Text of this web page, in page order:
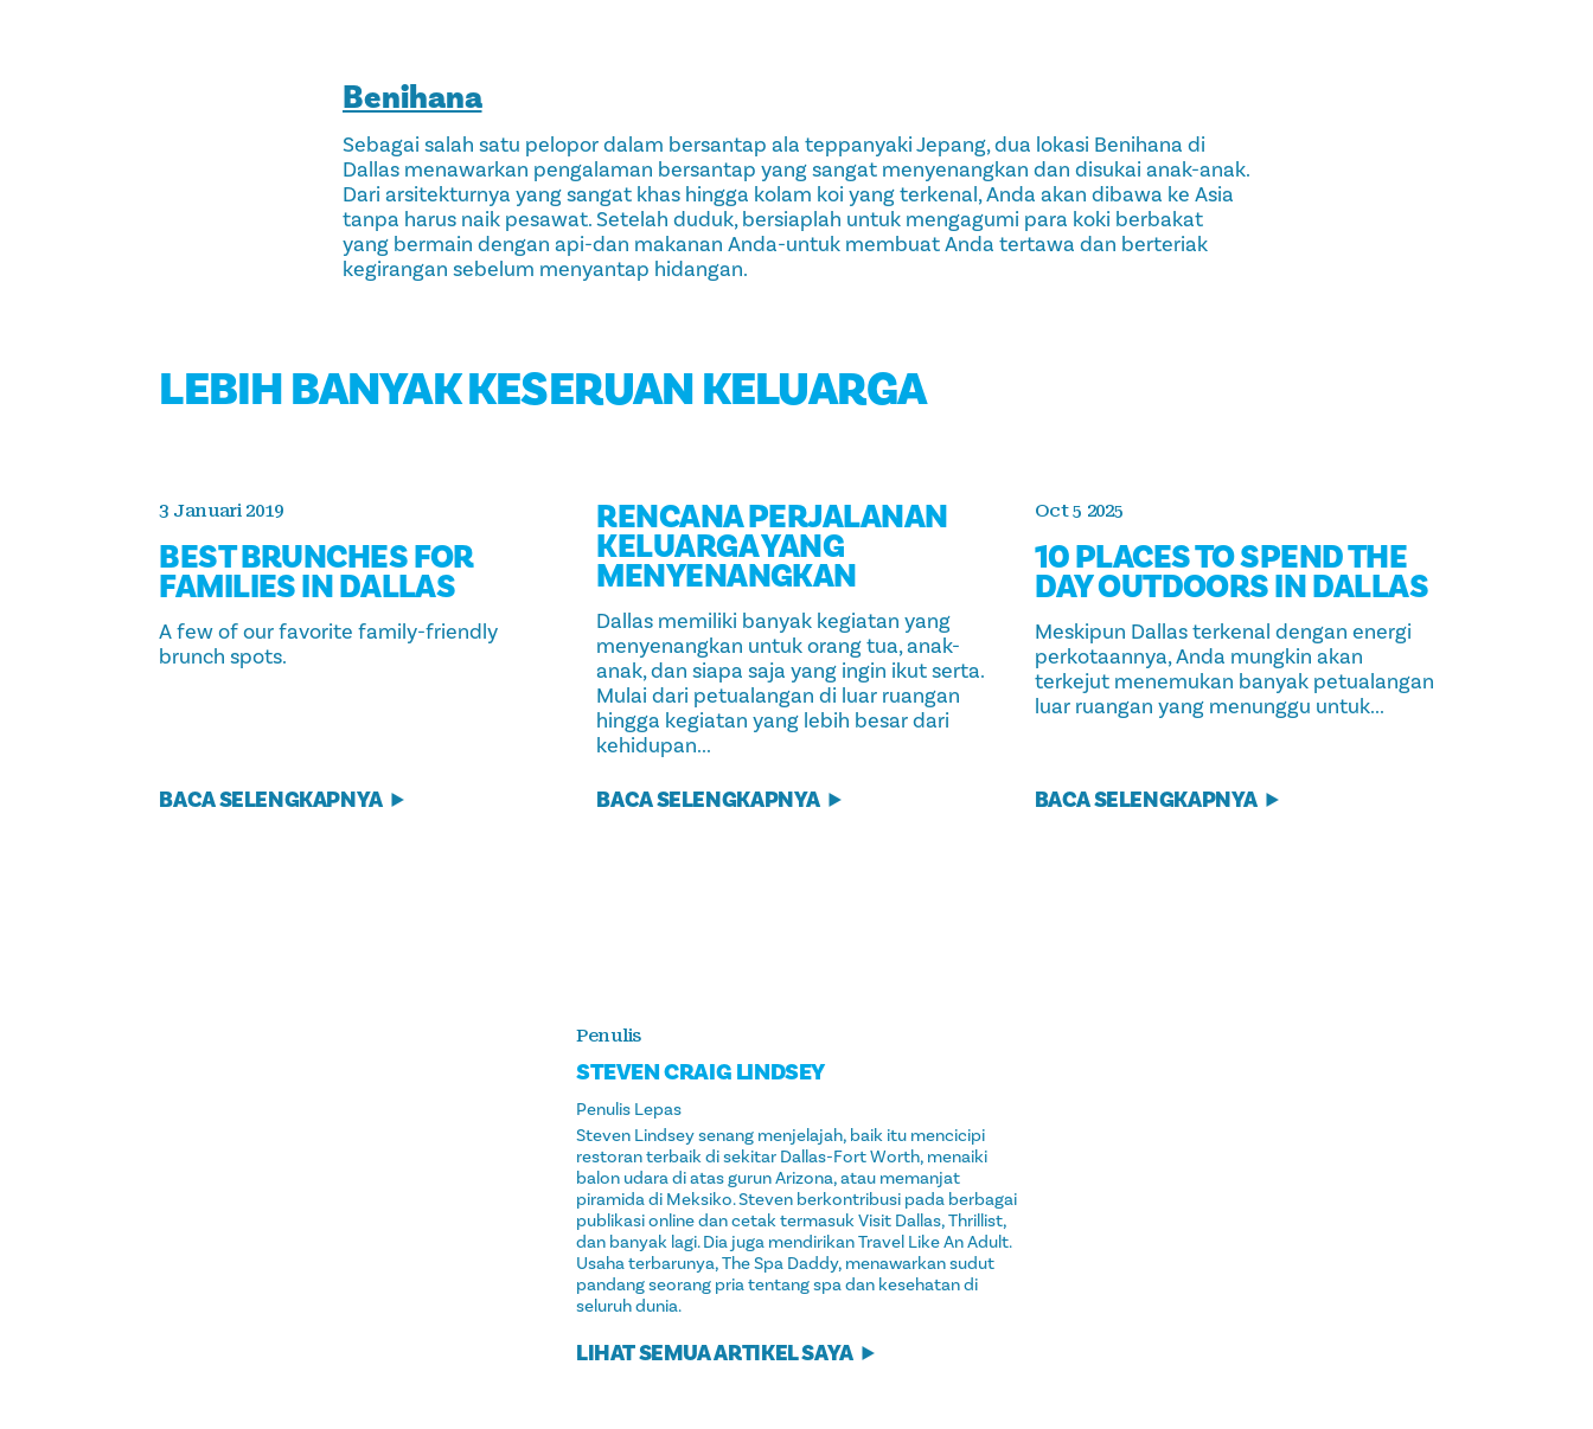
Benihana
Sebagai salah satu pelopor dalam bersantap ala teppanyaki Jepang, dua lokasi Benihana di
Dallas menawarkan pengalaman bersantap yang sangat menyenangkan dan disukai anak-anak.
Dari arsitekturnya yang sangat khas hingga kolam koi yang terkenal, Anda akan dibawa ke Asia
tanpa harus naik pesawat. Setelah duduk, bersiaplah untuk mengagumi para koki berbakat
yang bermain dengan api-dan makanan Anda-untuk membuat Anda tertawa dan berteriak
kegirangan sebelum menyantap hidangan.
LEBIH BANYAK KESERUAN KELUARGA
3 Januari 2019
BEST BRUNCHES FOR
FAMILIES IN DALLAS
A few of our favorite family-friendly
brunch spots.
BACA SELENGKAPNYA
RENCANA PERJALANAN
KELUARGA YANG
MENYENANGKAN
Dallas memiliki banyak kegiatan yang
menyenangkan untuk orang tua, anak-
anak, dan siapa saja yang ingin ikut serta.
Mulai dari petualangan di luar ruangan
hingga kegiatan yang lebih besar dari
kehidupan...
BACA SELENGKAPNYA
Oct 5 2025
10 PLACES TO SPEND THE
DAY OUTDOORS IN DALLAS
Meskipun Dallas terkenal dengan energi
perkotaannya, Anda mungkin akan
terkejut menemukan banyak petualangan
luar ruangan yang menunggu untuk...
BACA SELENGKAPNYA
Penulis
STEVEN CRAIG LINDSEY
Penulis Lepas
Steven Lindsey senang menjelajah, baik itu mencicipi
restoran terbaik di sekitar Dallas-Fort Worth, menaiki
balon udara di atas gurun Arizona, atau memanjat
piramida di Meksiko. Steven berkontribusi pada berbagai
publikasi online dan cetak termasuk Visit Dallas, Thrillist,
dan banyak lagi. Dia juga mendirikan Travel Like An Adult.
Usaha terbarunya, The Spa Daddy, menawarkan sudut
pandang seorang pria tentang spa dan kesehatan di
seluruh dunia.
LIHAT SEMUA ARTIKEL SAYA